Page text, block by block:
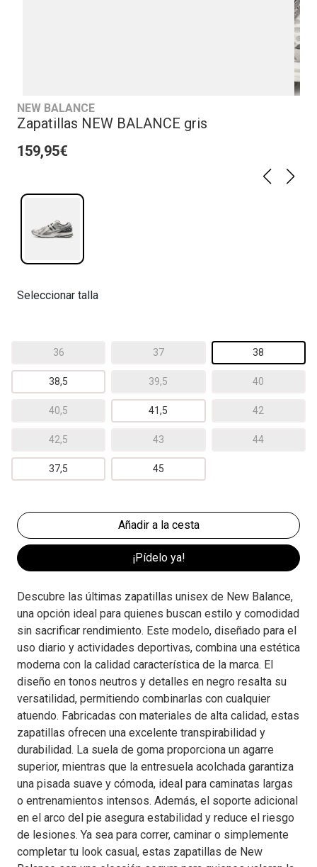
NEW BALANCE
Zapatillas NEW BALANCE gris
159,95€
Seleccionar talla
36 37 38
38,5 39,5 40
40,5 41,5 42
42,5 43 44
37,5 45
¡Pídelo ya!
Descubre las últimas zapatillas unisex de New Balance,
una opción ideal para quienes buscan estilo y comodidad
sin sacrificar rendimiento. Este modelo, diseñado para el
uso diario y actividades deportivas, combina una estética
moderna con la calidad característica de la marca. El
diseño en tonos neutros y detalles en negro resalta su
versatilidad, permitiendo combinarlas con cualquier
atuendo. Fabricadas con materiales de alta calidad, estas
zapatillas ofrecen una excelente transpirabilidad y
durabilidad. La suela de goma proporciona un agarre
superior, mientras que la entresuela acolchada garantiza
una pisada suave y cómoda, ideal para caminatas largas
o entrenamientos intensos. Además, el soporte adicional
en el arco del pie asegura estabilidad y reduce el riesgo
de lesiones. Ya sea para correr, caminar o simplemente
completar tu look casual, estas zapatillas de New